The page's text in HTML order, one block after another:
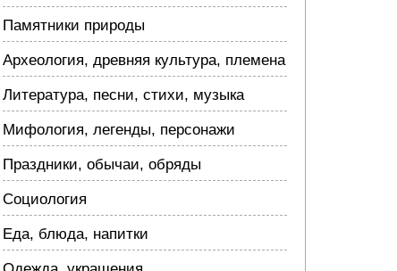
Памятники природы
Археология, древняя культура, племена
Литература, песни, стихи, музыка
Мифология, легенды, персонажи
Праздники, обычаи, обряды
Социология
Еда, блюда, напитки